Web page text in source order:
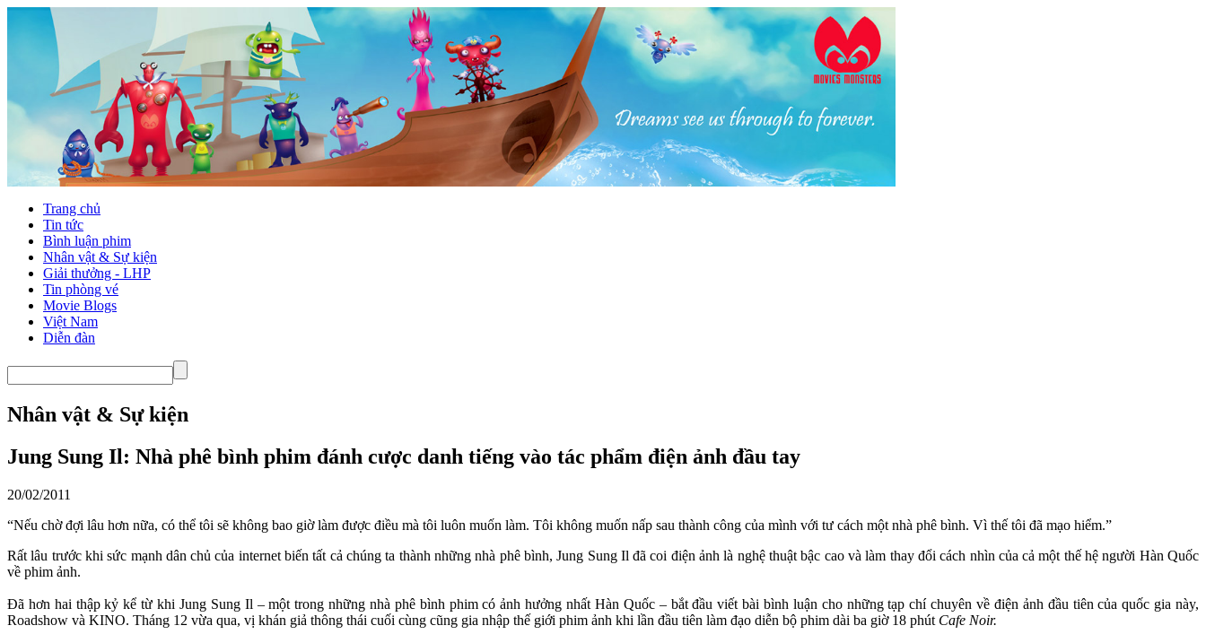
Trang chủ
Tin tức
Bình luận phim
Nhân vật & Sự kiện
Giải thưởng - LHP
Tin phòng vé
Movie Blogs
Việt Nam
Diễn đàn
Nhân vật & Sự kiện
Jung Sung Il: Nhà phê bình phim đánh cược danh tiếng vào tác phẩm điện ảnh đầu tay
20/02/2011
“Nếu chờ đợi lâu hơn nữa, có thể tôi sẽ không bao giờ làm được điều mà tôi luôn muốn làm. Tôi không muốn nấp sau thành công của mình với tư cách một nhà phê bình. Vì thế tôi đã mạo hiểm.”
Rất lâu trước khi sức mạnh dân chủ của internet biến tất cả chúng ta thành những nhà phê bình, Jung Sung Il đã coi điện ảnh là nghệ thuật bậc cao và làm thay đổi cách nhìn của cả một thế hệ người Hàn Quốc
về phim ảnh.
Đã hơn hai thập kỷ kể từ khi Jung Sung Il – một trong những nhà phê bình phim có ảnh hưởng nhất Hàn Quốc – bắt đầu viết bài bình luận cho những tạp chí chuyên về điện ảnh đầu tiên của quốc gia này,
Roadshow và KINO. Tháng 12 vừa qua, vị khán giả thông thái cuối cùng cũng gia nhập thế giới phim ảnh khi lần đầu tiên làm đạo diễn bộ phim dài ba giờ 18 phút Cafe Noir.